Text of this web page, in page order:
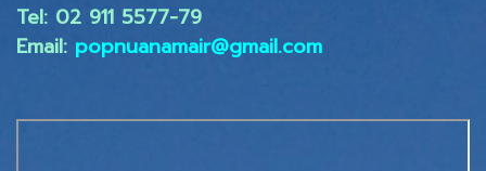
Tel: 02 ​911 5577-79
Email: popnuanamair@gmail.com